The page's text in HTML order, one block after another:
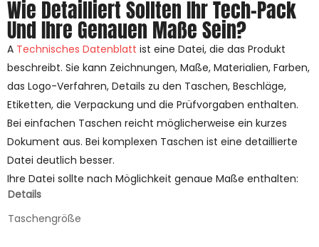
Wie Detailliert Sollten Ihr Tech-Pack
Und Ihre Genauen Maße Sein?
A Technisches Datenblatt ist eine Datei, die das Produkt
beschreibt. Sie kann Zeichnungen, Maße, Materialien, Farben,
das Logo-Verfahren, Details zu den Taschen, Beschläge,
Etiketten, die Verpackung und die Prüfvorgaben enthalten.
Bei einfachen Taschen reicht möglicherweise ein kurzes
Dokument aus. Bei komplexen Taschen ist eine detaillierte
Datei deutlich besser.
Ihre Datei sollte nach Möglichkeit genaue Maße enthalten:
Details
Taschengröße